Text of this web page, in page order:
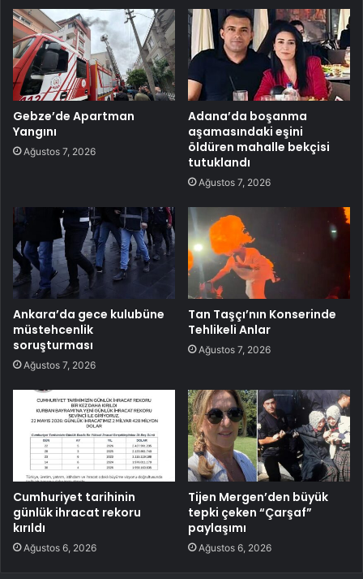
Gebze’de Apartman
Yangını
Ağustos 7, 2026
Adana’da boşanma
aşamasındaki eşini
öldüren mahalle bekçisi
tutuklandı
Ağustos 7, 2026
Ankara’da gece kulubüne
müstehcenlik
soruşturması
Ağustos 7, 2026
Tan Taşçı’nın Konserinde
Tehlikeli Anlar
Ağustos 7, 2026
Cumhuriyet tarihinin
günlük ihracat rekoru
kırıldı
Ağustos 6, 2026
Tijen Mergen’den büyük
tepki çeken “Çarşaf”
paylaşımı
Ağustos 6, 2026